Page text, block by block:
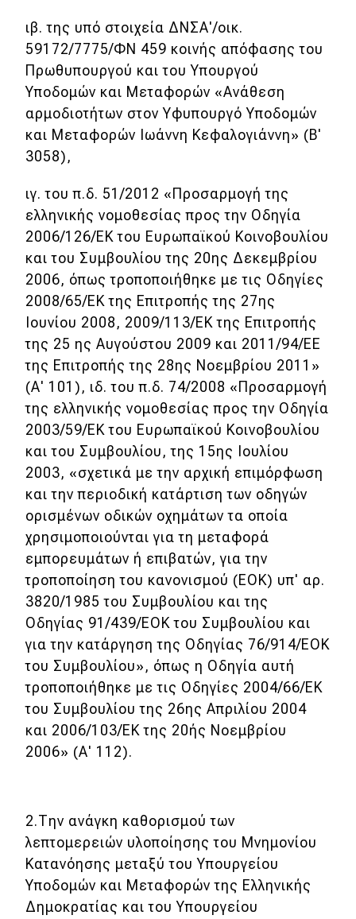
ιβ. της υπό στοιχεία ΔΝΣΑ'/οικ.
59172/7775/ΦΝ 459 κοινής απόφασης του
Πρωθυπουργού και του Υπουργού
Υποδομών και Μεταφορών «Ανάθεση
αρμοδιοτήτων στον Υφυπουργό Υποδομών
και Μεταφορών Ιωάννη Κεφαλογιάννη» (Β'
3058),
ιγ. του π.δ. 51/2012 «Προσαρμογή της
ελληνικής νομοθεσίας προς την Οδηγία
2006/126/ΕΚ του Ευρωπαϊκού Κοινοβουλίου
και του Συμβουλίου της 20ης Δεκεμβρίου
2006, όπως τροποποιήθηκε με τις Οδηγίες
2008/65/ΕΚ της Επιτροπής της 27ης
Ιουνίου 2008, 2009/113/ΕΚ της Επιτροπής
της 25 ης Αυγούστου 2009 και 2011/94/ΕΕ
της Επιτροπής της 28ης Νοεμβρίου 2011»
(Α' 101), ιδ. του π.δ. 74/2008 «Προσαρμογή
της ελληνικής νομοθεσίας προς την Οδηγία
2003/59/ΕΚ του Ευρωπαϊκού Κοινοβουλίου
και του Συμβουλίου, της 15ης Ιουλίου
2003, «σχετικά με την αρχική επιμόρφωση
και την περιοδική κατάρτιση των οδηγών
ορισμένων οδικών οχημάτων τα οποία
χρησιμοποιούνται για τη μεταφορά
εμπορευμάτων ή επιβατών, για την
τροποποίηση του κανονισμού (ΕΟΚ) υπ' αρ.
3820/1985 του Συμβουλίου και της
Οδηγίας 91/439/ΕΟΚ του Συμβουλίου και
για την κατάργηση της Οδηγίας 76/914/ΕΟΚ
του Συμβουλίου», όπως η Οδηγία αυτή
τροποποιήθηκε με τις Οδηγίες 2004/66/ΕΚ
του Συμβουλίου της 26ης Απριλίου 2004
και 2006/103/ΕΚ της 20ής Νοεμβρίου
2006» (Α' 112).
2.Την ανάγκη καθορισμού των
λεπτομερειών υλοποίησης του Μνημονίου
Κατανόησης μεταξύ του Υπουργείου
Υποδομών και Μεταφορών της Ελληνικής
Δημοκρατίας και του Υπουργείου